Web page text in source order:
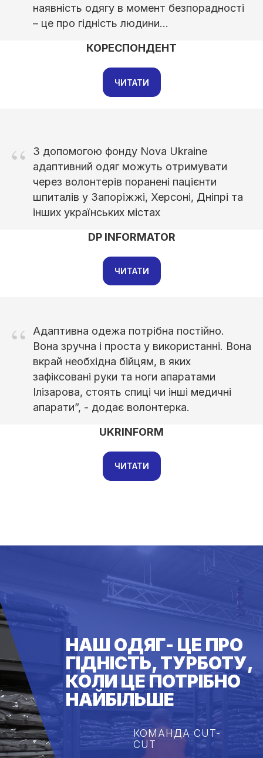
наявність одягу в момент безпорадності
– це про гідність людини...
КОРЕСПОНДЕНТ
ЧИТАТИ
“
З допомогою фонду Nova Ukraine
адаптивний одяг можуть отримувати
через волонтерів поранені пацієнти
шпиталів у Запоріжжі, Херсоні, Дніпрі та
інших українських містах
DP INFORMATOR
ЧИТАТИ
“
Адаптивна одежа потрібна постійно.
Вона зручна і проста у використанні. Вона
вкрай необхідна бійцям, в яких
зафіксовані руки та ноги апаратами
Ілізарова, стоять спиці чи інші медичні
апарати”, - додає волонтерка.
UKRINFORM
ЧИТАТИ
КОМАНДА CUT-
CUT
НАШ ОДЯГ- ЦЕ ПРО
ГІДНІСТЬ, ТУРБОТУ,
КОЛИ ЦЕ ПОТРІБНО
НАЙБІЛЬШЕ